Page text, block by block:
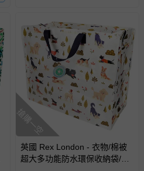
搶購一空
英國 Rex London - 衣物/棉被
超大多功能防水環保收納袋/萬